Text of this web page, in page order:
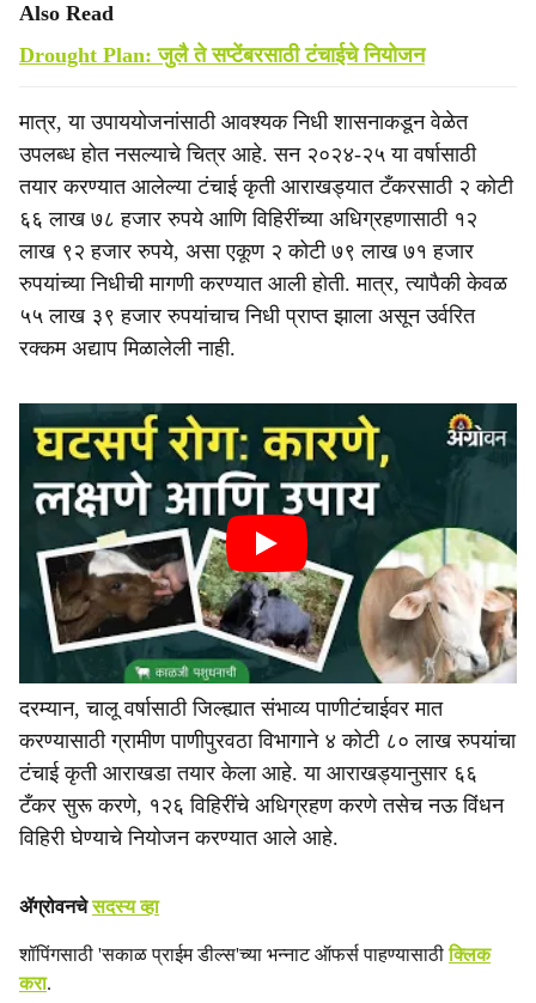
Also Read
Drought Plan: जुलै ते सप्टेंबरसाठी टंचाईचे नियोजन
मात्र, या उपाययोजनांसाठी आवश्यक निधी शासनाकडून वेळेत
उपलब्ध होत नसल्याचे चित्र आहे. सन २०२४-२५ या वर्षासाठी
तयार करण्यात आलेल्या टंचाई कृती आराखड्यात टँकरसाठी २ कोटी
६६ लाख ७८ हजार रुपये आणि विहिरींच्या अधिग्रहणासाठी १२
लाख ९२ हजार रुपये, असा एकूण २ कोटी ७९ लाख ७१ हजार
रुपयांच्या निधीची मागणी करण्यात आली होती. मात्र, त्यापैकी केवळ
५५ लाख ३९ हजार रुपयांचाच निधी प्राप्त झाला असून उर्वरित
रक्कम अद्याप मिळालेली नाही.
दरम्यान, चालू वर्षासाठी जिल्ह्यात संभाव्य पाणीटंचाईवर मात
करण्यासाठी ग्रामीण पाणीपुरवठा विभागाने ४ कोटी ८० लाख रुपयांचा
टंचाई कृती आराखडा तयार केला आहे. या आराखड्यानुसार ६६
टँकर सुरू करणे, १२६ विहिरींचे अधिग्रहण करणे तसेच नऊ विंधन
विहिरी घेण्याचे नियोजन करण्यात आले आहे.
ॲग्रोवनचेसदस्य व्हा
शॉपिंगसाठी 'सकाळ प्राईम डील्स'च्या भन्नाट ऑफर्स पाहण्यासाठीक्लिक
करा.